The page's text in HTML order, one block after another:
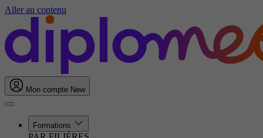
Aller au contenu
Mon compte New
Formations